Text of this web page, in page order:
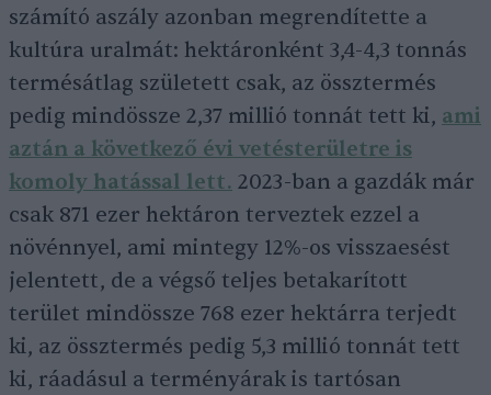
számító aszály azonban megrendítette a
kultúra uralmát: hektáronként 3,4-4,3 tonnás
termésátlag született csak, az össztermés
pedig mindössze 2,37 millió tonnát tett ki, ami
aztán a következő évi vetésterületre is
komoly hatással lett. 2023-ban a gazdák már
csak 871 ezer hektáron terveztek ezzel a
növénnyel, ami mintegy 12%-os visszaesést
jelentett, de a végső teljes betakarított
terület mindössze 768 ezer hektárra terjedt
ki, az össztermés pedig 5,3 millió tonnát tett
ki, ráadásul a terményárak is tartósan